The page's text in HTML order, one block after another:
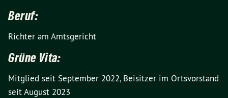
Beruf:
Richter am Amtsgericht
Grüne Vita:
Mitglied seit September 2022, Beisitzer im Ortsvorstand
seit August 2023